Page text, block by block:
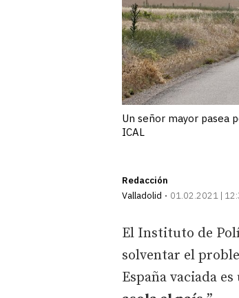
Un señor mayor pasea
ICAL
Redacción
Valladolid
01.02.2021 |
El Instituto de
solventar el
España vaciada